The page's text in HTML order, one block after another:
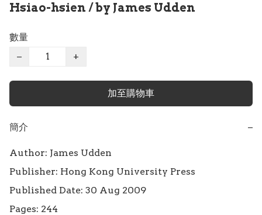
Hsiao-hsien / by James Udden
數量
−
+
加至購物車
簡介 −
Author: James Udden
Publisher: Hong Kong University Press
Published Date: 30 Aug 2009
Pages: 244